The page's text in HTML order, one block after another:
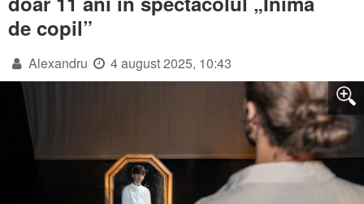
de copil”
Alexandru 4 august 2025, 10:43